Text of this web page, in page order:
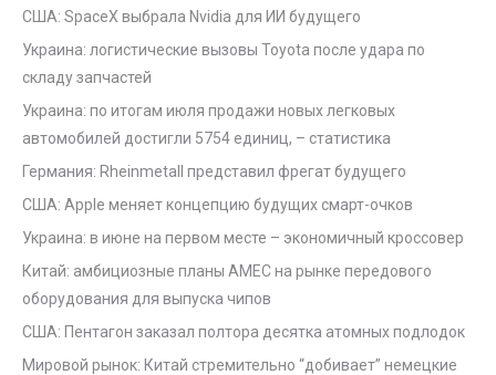
США: SpaceX выбрала Nvidia для ИИ будущего
Украина: логистические вызовы Toyota после удара по
складу запчастей
Украина: по итогам июля продажи новых легковых
автомобилей достигли 5754 единиц, – статистика
Германия: Rheinmetall представил фрегат будущего
США: Apple меняет концепцию будущих смарт-очков
Украина: в июне на первом месте – экономичный кроссовер
Китай: амбициозные планы AMEC на рынке передового
оборудования для выпуска чипов
США: Пентагон заказал полтора десятка атомных подлодок
Мировой рынок: Китай стремительно “добивает” немецкие